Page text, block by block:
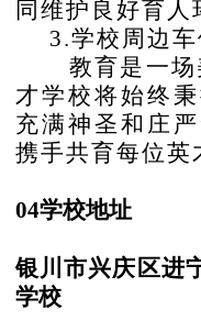
同维护良好育人
3.学校周边
教育是一
才学校将始终
充满神圣和庄
携手共育每位英
04学校地址
银川市兴庆区进
学校